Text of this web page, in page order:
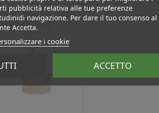
pubblicità relativa alle tue preferenze
navigazione. Per dare il tuo consenso al
Accetta.
i cookie
ACCETTO